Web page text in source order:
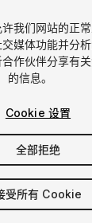
1/7
我们网站的正
媒体功能并分
作伙伴分享有
的信息。
Cookie 设置
全部拒绝
受所有 Cookie